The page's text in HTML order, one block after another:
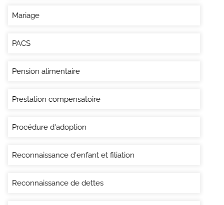
Mariage
PACS
Pension alimentaire
Prestation compensatoire
Procédure d'adoption
Reconnaissance d'enfant et filiation
Reconnaissance de dettes